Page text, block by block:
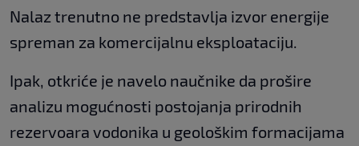
Nalaz trenutno ne predstavlja izvor energije
spreman za komercijalnu eksploataciju.
Ipak, otkriće je navelo naučnike da prošire
analizu mogućnosti postojanja prirodnih
rezervoara vodonika u geološkim formacijama